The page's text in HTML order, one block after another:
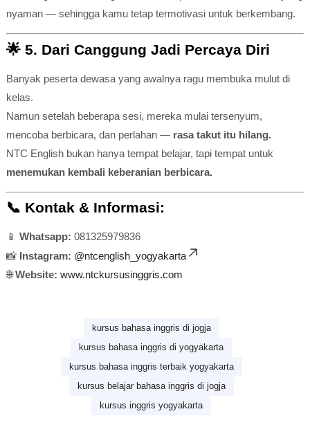
nyaman — sehingga kamu tetap termotivasi untuk berkembang.
🌟 5. Dari Canggung Jadi Percaya Diri
Banyak peserta dewasa yang awalnya ragu membuka mulut di
kelas.
Namun setelah beberapa sesi, mereka mulai tersenyum,
mencoba berbicara, dan perlahan — rasa takut itu hilang.
NTC English bukan hanya tempat belajar, tapi tempat untuk
menemukan kembali keberanian berbicara.
📞 Kontak & Informasi:
📱 Whatsapp: 081325979836
📸 Instagram: @ntcenglish_yogyakarta
🌐Website: www.ntckursusinggris.com
kursus bahasa inggris di jogja
kursus bahasa inggris di yogyakarta
kursus bahasa inggris terbaik yogyakarta
kursus belajar bahasa inggris di jogja
kursus inggris yogyakarta